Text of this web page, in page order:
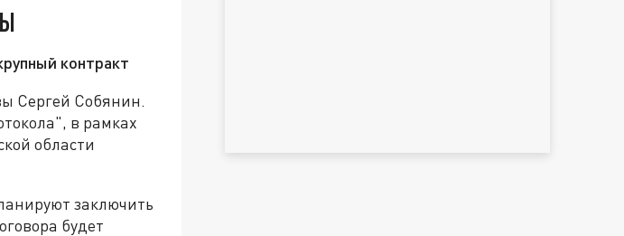
контракт
Сергей Собянин.
в рамках
области
заключить
будет